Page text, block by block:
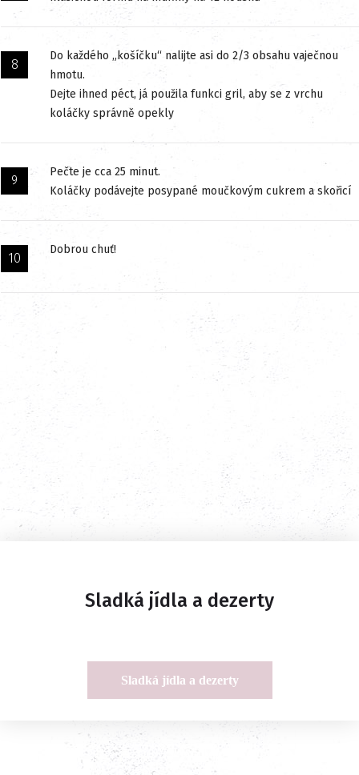
Do každého „košíčku“ nalijte asi do 2/3 obsahu vaječnou
hmotu.
Dejte ihned péct, já použila funkci gril, aby se z vrchu
koláčky správně opekly
Pečte je cca 25 minut.
Koláčky podávejte posypané moučkovým cukrem a skořicí
Dobrou chuť!
Sladká jídla a dezerty
Sladká jídla a dezerty